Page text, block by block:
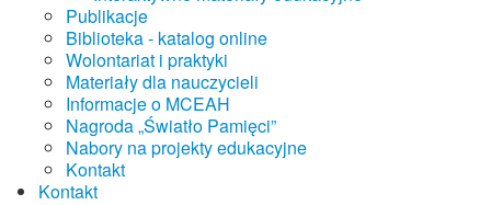
Publikacje
Biblioteka - katalog online
Wolontariat i praktyki
Materiały dla nauczycieli
Informacje o MCEAH
Nagroda „Światło Pamięci”
Nabory na projekty edukacyjne
Kontakt
Kontakt